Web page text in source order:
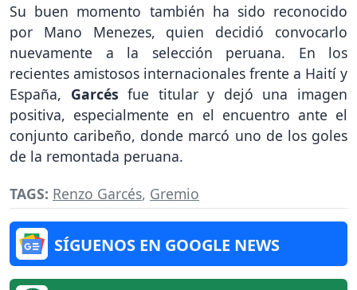
Su buen momento también ha sido reconocido
por Mano Menezes, quien decidió convocarlo
nuevamente a la selección peruana. En los
recientes amistosos internacionales frente a Haití y
España, Garcésfue titular y dejó una imagen
positiva, especialmente en el encuentro ante el
conjunto caribeño, donde marcó uno de los goles
de la remontada peruana.
TAGS: Renzo Garcés, Gremio
SÍGUENOS EN GOOGLE NEWS